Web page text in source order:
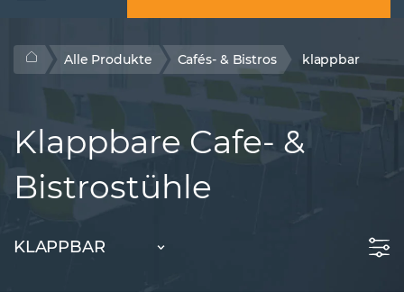
Alle Produkte Cafés- & Bistros klappbar
Klappbare Cafe- &
Bistrostühle
KLAPPBAR